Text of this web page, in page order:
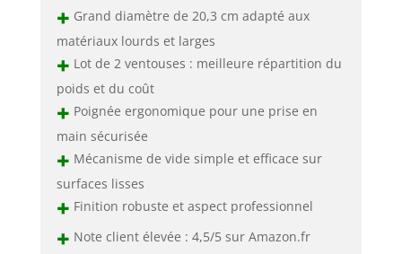
+ Grand diamètre de 20,3 cm adapté aux
matériaux lourds et larges
+ Lot de 2 ventouses : meilleure répartition du
poids et du coût
+ Poignée ergonomique pour une prise en
main sécurisée
+ Mécanisme de vide simple et efficace sur
surfaces lisses
+ Finition robuste et aspect professionnel
+ Note client élevée : 4,5/5 sur Amazon.fr